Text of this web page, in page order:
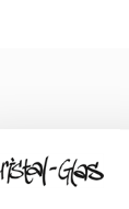
uw interieur
vol